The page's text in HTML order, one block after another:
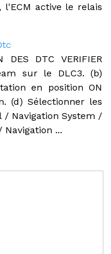
active le relais
DES DTC VERIFIER
sur le DLC3. (b)
en position ON
(d) Sélectionner les
/ Navigation System /
Navigation ...